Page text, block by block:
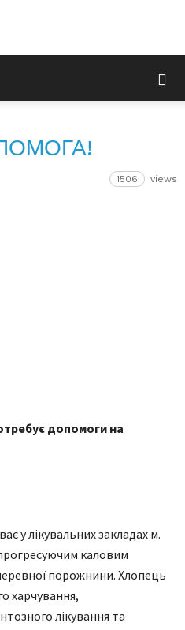
1506 views
допомоги на
у лікувальних закладах м.
каловим
порожнини. Хлопець
харчування,
лікування та